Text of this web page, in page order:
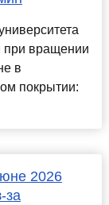
при вращении
в
покрытии:
2026
за